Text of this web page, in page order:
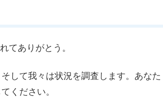
てありがとう。
して我々は状況を調査します。あなた
ください。